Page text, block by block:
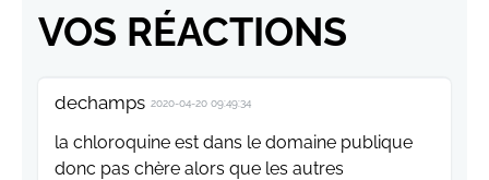
VOS RÉACTIONS
dechamps 2020-04-20 09:49:34
la chloroquine est dans le domaine publique
donc pas chère alors que les autres